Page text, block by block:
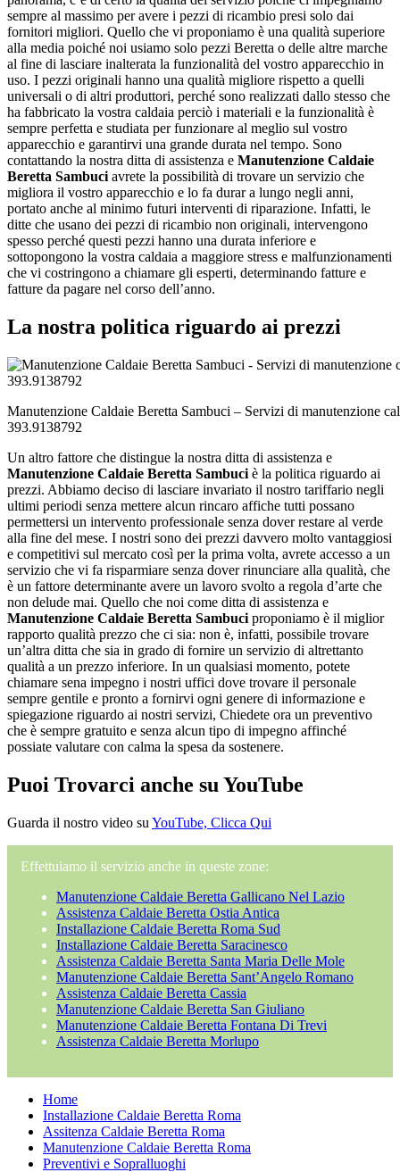
sempre al massimo per avere i pezzi di ricambio presi solo dai
fornitori migliori. Quello che vi proponiamo è una qualità superiore
alla media poiché noi usiamo solo pezzi Beretta o delle altre marche
al fine di lasciare inalterata la funzionalità del vostro apparecchio in
uso. I pezzi originali hanno una qualità migliore rispetto a quelli
universali o di altri produttori, perché sono realizzati dallo stesso che
ha fabbricato la vostra caldaia perciò i materiali e la funzionalità è
sempre perfetta e studiata per funzionare al meglio sul vostro
apparecchio e garantirvi una grande durata nel tempo. Sono
contattando la nostra ditta di assistenza e Manutenzione Caldaie
Beretta Sambuci avrete la possibilità di trovare un servizio che
migliora il vostro apparecchio e lo fa durar a lungo negli anni,
portato anche al minimo futuri interventi di riparazione. Infatti, le
ditte che usano dei pezzi di ricambio non originali, intervengono
spesso perché questi pezzi hanno una durata inferiore e
sottopongono la vostra caldaia a maggiore stress e malfunzionamenti
che vi costringono a chiamare gli esperti, determinando fatture e
fatture da pagare nel corso dell’anno.
La nostra politica riguardo ai prezzi
Manutenzione Caldaie Beretta Sambuci – Servizi di manutenzione
393.9138792
Un altro fattore che distingue la nostra ditta di assistenza e
Manutenzione Caldaie Beretta Sambuci è la politica riguardo ai
prezzi. Abbiamo deciso di lasciare invariato il nostro tariffario negli
ultimi periodi senza mettere alcun rincaro affiche tutti possano
permettersi un intervento professionale senza dover restare al verde
alla fine del mese. I nostri sono dei prezzi davvero molto vantaggiosi
e competitivi sul mercato così per la prima volta, avrete accesso a un
servizio che vi fa risparmiare senza dover rinunciare alla qualità, che
è un fattore determinante avere un lavoro svolto a regola d’arte che
non delude mai. Quello che noi come ditta di assistenza e
Manutenzione Caldaie Beretta Sambuci proponiamo è il miglior
rapporto qualità prezzo che ci sia: non è, infatti, possibile trovare
un’altra ditta che sia in grado di fornire un servizio di altrettanto
qualità a un prezzo inferiore. In un qualsiasi momento, potete
chiamare sena impegno i nostri uffici dove trovare il personale
sempre gentile e pronto a fornirvi ogni genere di informazione e
spiegazione riguardo ai nostri servizi, Chiedete ora un preventivo
che è sempre gratuito e senza alcun tipo di impegno affinché
possiate valutare con calma la spesa da sostenere.
Puoi Trovarci anche su YouTube
Guarda il nostro video su YouTube, Clicca Qui
Effettuiamo il servizio anche in queste zone:
Manutenzione Caldaie Beretta Gallicano Nel Lazio
Assistenza Caldaie Beretta Ostia Antica
Installazione Caldaie Beretta Roma Sud
Installazione Caldaie Beretta Saracinesco
Assistenza Caldaie Beretta Santa Maria Delle Mole
Manutenzione Caldaie Beretta Sant’Angelo Romano
Assistenza Caldaie Beretta Cassia
Manutenzione Caldaie Beretta San Giuliano
Manutenzione Caldaie Beretta Fontana Di Trevi
Assistenza Caldaie Beretta Morlupo
Home
Installazione Caldaie Beretta Roma
Assitenza Caldaie Beretta Roma
Manutenzione Caldaie Beretta Roma
Preventivi e Sopralluoghi